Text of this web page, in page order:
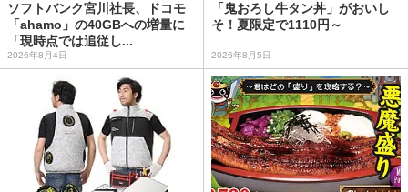
ソフトバンク宮川社長、ドコモ
「ahamo」の40GBへの増量に
「現時点では追従し...
2026年8月4日
「鬼おろし牛タン丼」がおいし
そ！夏限定で1110円～
2026年8月5日